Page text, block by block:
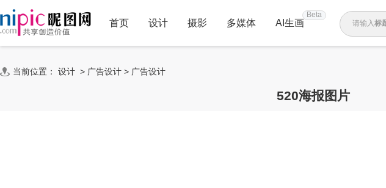
首页 设计 摄影 多媒体 AI生画
Beta
请输入标
当前位置： 设计 > 广告设计 > 广告设计
520海报图片